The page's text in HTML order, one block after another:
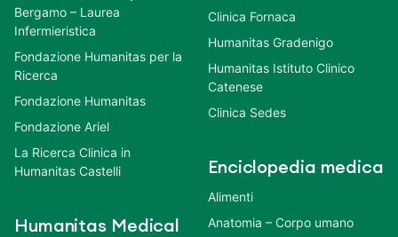
Bergamo – Laurea
Infermieristica
Fondazione Humanitas per la
Ricerca
Fondazione Humanitas
Fondazione Ariel
La Ricerca Clinica in
Humanitas Castelli
Humanitas Medical
Clinica Fornaca
Humanitas Gradenigo
Humanitas Istituto Clinico
Catenese
Clinica Sedes
Enciclopedia medica
Alimenti
Anatomia – Corpo umano